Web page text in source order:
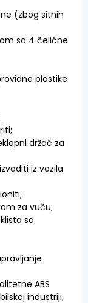
(zbog sitnih
sa 4 čelične
plastike
držač za
iz vozila
za vuču;
sa
ABS
industriji;